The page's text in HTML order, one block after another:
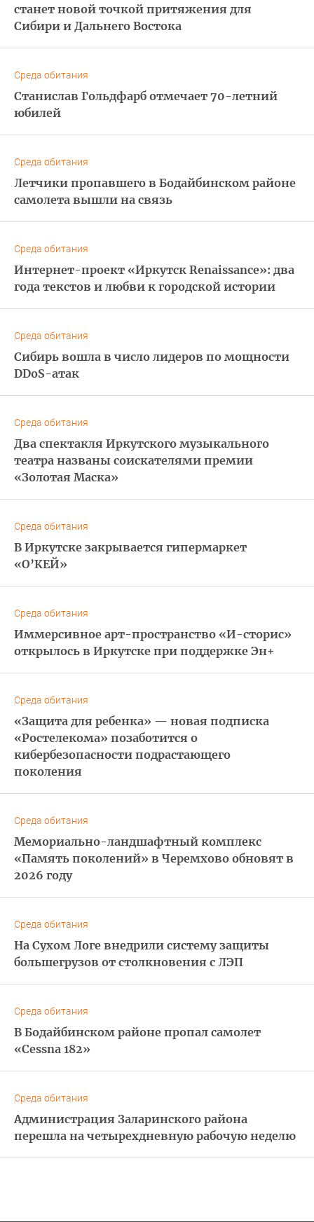
станет новой точкой притяжения для
Сибири и Дальнего Востока
Среда обитания
Станислав Гольдфарб отмечает 70-летний
юбилей
Среда обитания
Летчики пропавшего в Бодайбинском районе
самолета вышли на связь
Среда обитания
Интернет-проект «Иркутск Renaissance»: два
года текстов и любви к городской истории
Среда обитания
Сибирь вошла в число лидеров по мощности
DDoS-атак
Среда обитания
Два спектакля Иркутского музыкального
театра названы соискателями премии
«Золотая Маска»
Среда обитания
В Иркутске закрывается гипермаркет
«О’КЕЙ»
Среда обитания
Иммерсивное арт-пространство «И-сторис»
открылось в Иркутске при поддержке Эн+
Среда обитания
«Защита для ребенка» — новая подписка
«Ростелекома» позаботится о
кибербезопасности подрастающего
поколения
Среда обитания
Мемориально-ландшафтный комплекс
«Память поколений» в Черемхово обновят в
2026 году
Среда обитания
На Сухом Логе внедрили систему защиты
большегрузов от столкновения с ЛЭП
Среда обитания
В Бодайбинском районе пропал самолет
«Cessna 182»
Среда обитания
Администрация Заларинского района
перешла на четырехдневную рабочую неделю